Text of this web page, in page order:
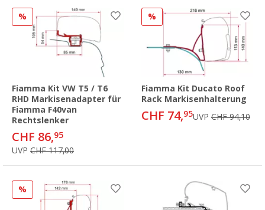
%
Fiamma Kit VW T5 / T6
RHD Markisenadapter für
Fiamma F40van
Rechtslenker
CHF 86,95
UVP CHF 117,00
%
Fiamma Kit Ducato Roof
Rack Markisenhalterung
CHF 74,95UVP CHF 94,10
%